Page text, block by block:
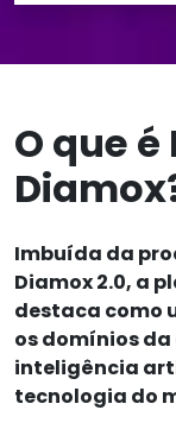
O que
Imbuída da
Diamox 2.0, a
destaca como
os domínios
inteligência
tecnologia do